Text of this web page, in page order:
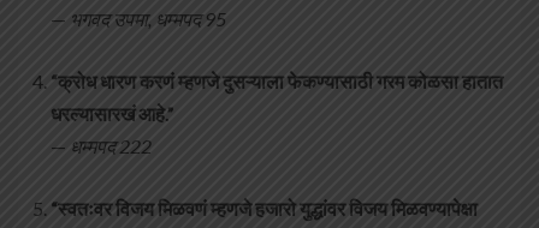
— भगवद उपमा, धम्मपद 95
“क्रोध धारण करणं म्हणजे दुसऱ्याला फेकण्यासाठी गरम कोळसा हातात
धरल्यासारखं आहे.”
— धम्मपद 222
“स्वतःवर विजय मिळवणं म्हणजे हजारो युद्धांवर विजय मिळवण्यापेक्षा